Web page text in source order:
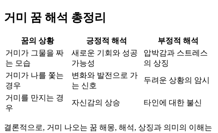
거미 꿈 해석 총정리
꿈의 상황 긍정적 해석
부정적 해석
거미가 그물을 짜
는 모습
새로운 기회와 성공
가능성
압박감과 스트레스
의 상징
거미가 나를 쫓는
경우
변화와 발전으로 가
는 신호
두려운 상황의 암시
거미를 만지는 경
우
자신감의 상승 타인에 대한 불신
결론적으로, 거미 나오는 꿈 해몽, 해석, 상징과 의미의 이해는